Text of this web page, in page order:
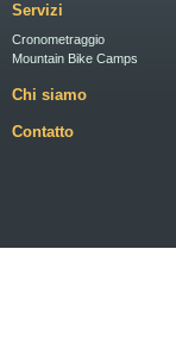
Servizi
Cronometraggio
Mountain Bike Camps
Chi siamo
Contatto